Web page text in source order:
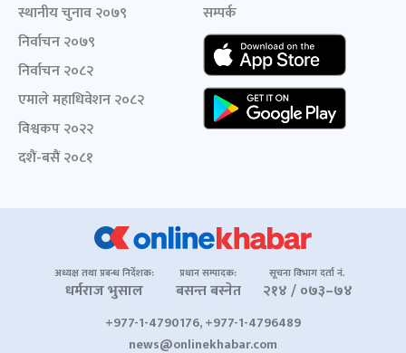
स्थानीय चुनाव २०७९
निर्वाचन २०७९
निर्वाचन २०८२
एमाले महाधिवेशन २०८२
विश्वकप २०२२
दशैं-बसैं २०८१
सम्पर्क
अध्यक्ष तथा प्रबन्ध निर्देशक:
धर्मराज भुसाल
प्रधान सम्पादक:
बसन्त बस्नेत
सूचना विभाग दर्ता नं.
२१४ / ०७३–७४
+977-1-4790176, +977-1-4796489
news@onlinekhabar.com